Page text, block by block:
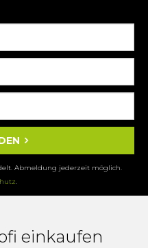
Abmeldung jederzeit möglich.
.
einkaufen